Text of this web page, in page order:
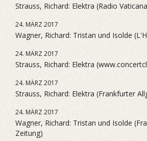
Strauss, Richard: Elektra (Radio
24. MÄRZ 2017
Wagner, Richard: Tristan und Isolde
24. MÄRZ 2017
Strauss, Richard: Elektra
24. MÄRZ 2017
Strauss, Richard: Elektra (Frankfurter
24. MÄRZ 2017
Wagner, Richard: Tristan und Isolde
Zeitung)